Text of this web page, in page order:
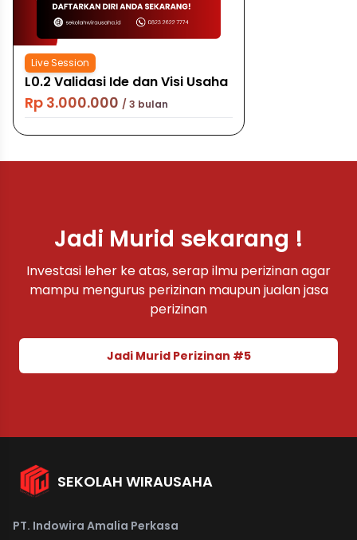
Live Session
L0.2 Validasi Ide dan Visi Usaha
Rp 3.000.000 / 3 bulan
Jadi Murid sekarang !
Investasi leher ke atas, serap ilmu perizinan agar
mampu mengurus perizinan maupun jualan jasa
perizinan
Jadi Murid Perizinan #5
SEKOLAH WIRAUSAHA
PT. Indowira Amalia Perkasa